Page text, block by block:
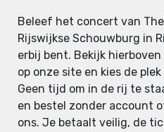
Beleef het concert van
Rijswijkse Schouwburg in
erbij bent. Bekijk
op onze site en kies de
Geen tijd om in de rij te
en bestel zonder account
ons. Je betaalt veilig, de